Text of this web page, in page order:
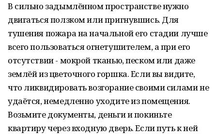
В сильно задымлённом пространстве нужно
двигаться ползком или пригнувшись. Для
тушения пожара на начальной его стадии лучше
всего пользоваться огнетушителем, а при его
отсутствии - мокрой тканью, песком или даже
землёй из цветочного горшка. Если вы видите,
что ликвидировать возгорание своими силами не
удаётся, немедленно уходите из помещения.
Возьмите документы, деньги и покиньте
квартиру через входную дверь. Если путь к ней